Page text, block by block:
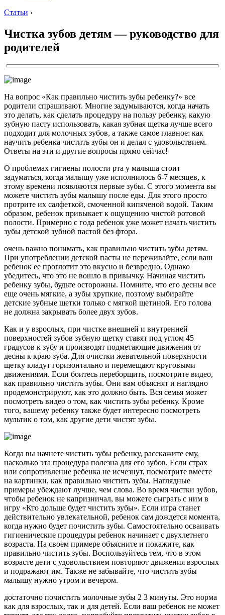
Статьи ›
Чистка зубов детям — руководство для
родителей
На вопрос «Как правильно чистить зубы ребенку?» все
родители спрашивают. Многие задумываются, когда начать
это делать, как сделать процедуру на пользу ребенку, какую
зубную пасту использовать, какая зубная щетка лучше всего
подходит для молочных зубов, а также самое главное: как
научить ребенка чистить зубы он и делал с удовольствием.
Ответы на эти и другие вопросы прямо сейчас!
О проблемах гигиены полости рта у малыша стоит
задуматься, когда малышу уже исполнилось 6-7 месяцев, к
этому времени появляются первые зубы. С этого момента вы
можете чистить зубы малышу после еды. Для этого просто
протрите их салфеткой, смоченной кипяченой водой. Таким
образом, ребенок привыкает к ощущению чистой ротовой
полости. Примерно с года ребенок уже может начать чистить
зубы детской зубной пастой без фтора.
очень важно понимать, как правильно чистить зубы детям.
При употреблении детской пасты не переживайте, если ваш
ребенок ее проглотит это вкусно и безвредно. Однако
убедитесь, что это не вошло в привычку. Начиная чистить
ребенку зубы, будьте осторожны. Помните, что его десны все
еще очень мягкие, а зубы хрупкие, поэтому выбирайте
детские зубные щетки только с мягкой щетиной. Его голова
не должна закрывать более двух зубов.
Как и у взрослых, при чистке внешней и внутренней
поверхностей зубов зубную щетку ставят под углом 45
градусов к зубу и производят подметающие движения от
десны к краю зуба. Для очистки жевательной поверхности
щетку кладут горизонтально и перемещают круговыми
движениями. Если боитесь переборщить, посмотрите видео,
как правильно чистить зубы. Они вам объяснят и наглядно
продемонстрируют, как это должно быть. Вся семья может
посмотреть видео о том, как чистить зубы ребенку. Кроме
того, вашему ребенку также будет интересно посмотреть
мультик о том, как другие дети чистят зубы.
Когда вы начнете чистить зубы ребенку, расскажите ему,
насколько эта процедура полезна для его зубов. Если страх
или сопротивление ребенка не исчезнут, посмотрите вместе
на картинки, как правильно чистить зубы. Наглядные
примеры убеждают лучше, чем слова. Во время чистки зубов,
чтобы ребенок не капризничал, вы можете сыграть с ним в
игру «Кто дольше будет чистить зубы». Если игра станет
действительно увлекательной, ребенок сам дождется момента,
когда нужно будет почистить зубы. Самостоятельно осваивать
гигиенические процедуры ребенок начинает с двухлетнего
возраста. На своем примере объясните и покажите, как
правильно чистить зубы. Воспользуйтесь тем, что в этом
возрасте дети с удовольствием повторяют движения взрослых
и подражают им. Также не забывайте, что чистить зубы
малышу нужно утром и вечером.
достаточно почистить молочные зубы 2 3 минуты. Это норма
как для взрослых, так и для детей. Если ваш ребенок не может